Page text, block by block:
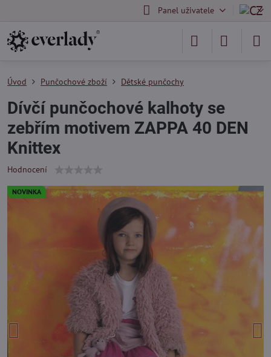
Panel uživatele
NOVINKA
Úvod Punčochové zboží Dětské punčochy
Dívčí punčochové kalhoty se
zebřím motivem ZAPPA 40 DEN
Knittex
Hodnocení